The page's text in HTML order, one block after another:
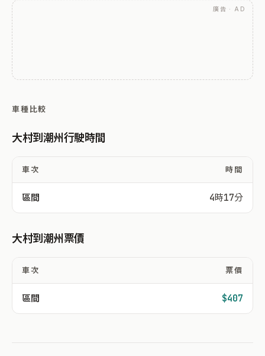
廣告 · AD
車種比較
大村到潮州行駛時間
車次 時間
區間 4時17分
大村到潮州票價
車次 票價
區間 $407